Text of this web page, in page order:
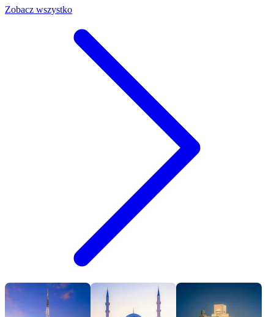
Zobacz wszystko